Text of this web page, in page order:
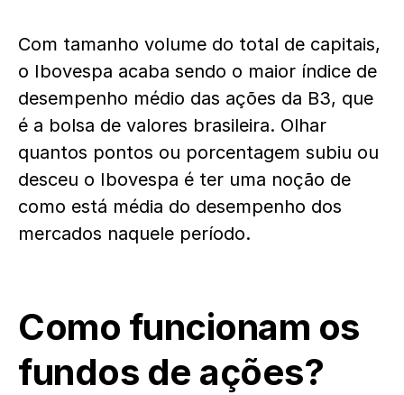
Com tamanho volume do total de capitais,
o Ibovespa acaba sendo o maior índice de
desempenho médio das ações da B3, que
é a bolsa de valores brasileira. Olhar
quantos pontos ou porcentagem subiu ou
desceu o Ibovespa é ter uma noção de
como está média do desempenho dos
mercados naquele período.
Como funcionam os
fundos de ações?